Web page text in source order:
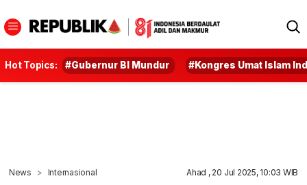
Hot Topics: #Gubernur BI Mundur #Kongres Umat Islam
News Internasional Ahad , 20 Jul 2025, 10:03 WIB